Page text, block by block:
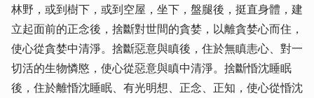
林野，或到樹下，或到空屋，坐下，盤腿後，挺直身體，建
立起面前的正念後，捨斷對世間的貪婪，以離貪婪心而住，
使心從貪婪中清淨。捨斷惡意與瞋後，住於無瞋恚心、對一
切活的生物憐愍，使心從惡意與瞋中清淨。捨斷惛沈睡眠
後，住於離惛沈睡眠、有光明想、正念、正知，使心從惛沈